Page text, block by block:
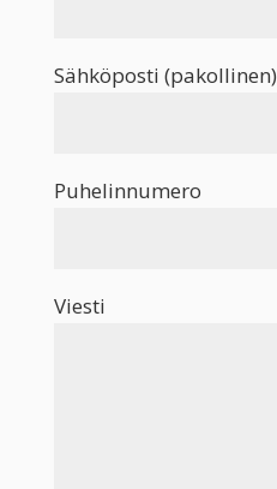
Sähköposti (pakollinen)
Puhelinnumero
Viesti